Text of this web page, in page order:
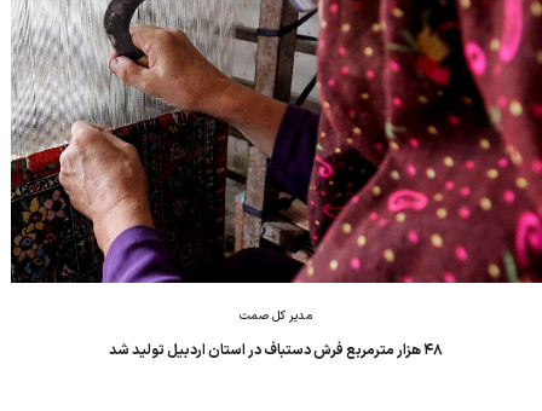
مدیر کل صمت
۴۸ هزار مترمربع فرش دستباف در استان اردبیل تولید شد